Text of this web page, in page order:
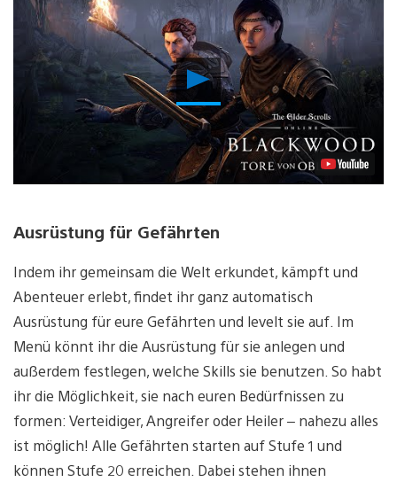
Video
abspielen
Ausrüstung für Gefährten
Indem ihr gemeinsam die Welt erkundet, kämpft und
Abenteuer erlebt, findet ihr ganz automatisch
Ausrüstung für eure Gefährten und levelt sie auf. Im
Menü könnt ihr die Ausrüstung für sie anlegen und
außerdem festlegen, welche Skills sie benutzen. So habt
ihr die Möglichkeit, sie nach euren Bedürfnissen zu
formen: Verteidiger, Angreifer oder Heiler – nahezu alles
ist möglich! Alle Gefährten starten auf Stufe 1 und
können Stufe 20 erreichen. Dabei stehen ihnen